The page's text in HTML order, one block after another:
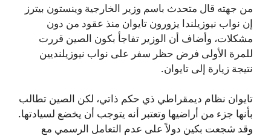
من جهته قال متحدث باسم وزير الخارجية وينستون بيترز
إن نواب نيوزيلندا يزورون تايوان منذ عقود من دون
مشكلات، وأضاف أن الوزير تفاجأ بكون الصين قررت
للمرة الأولى فرض حظر سفر على نواب نيوزيلنديين
نتيجة زيارة إلى تايوان.
تايوان نظام ديمقراطي ذي حكم ذاتي، لكن الصين تطالب
بأنها جزء من أراضيها وتعتبر أنه يتوجب أن يخضع لسيادتها.
وقد شجعت بكين دولاً على عدم التعامل الرسمي مع